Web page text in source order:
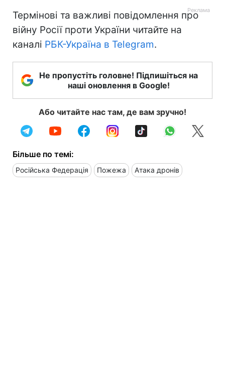
Термінові та важливі повідомлення про
війну Росії проти України читайте на
каналі РБК-Україна в Telegram.
Не пропустіть головне! Підпишіться на
наші оновлення в Google!
Або читайте нас там, де вам зручно!
Більше по темі:
Російська Федерація Пожежа Атака дронів